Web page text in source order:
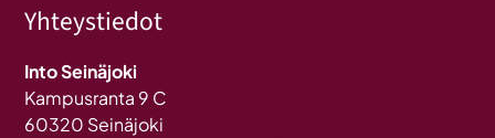
Yhteystiedot
Into Seinäjoki
Kampusranta 9 C
60320 Seinäjoki